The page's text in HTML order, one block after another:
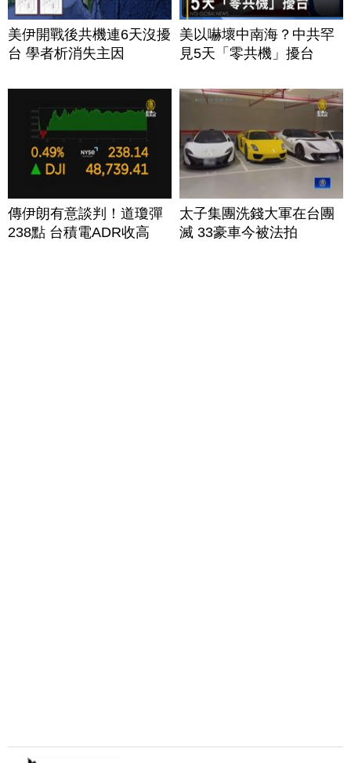
美伊開戰後共機連6天沒擾
台 學者析消失主因
美以嚇壞中南海？中共罕
見5天「零共機」擾台
傳伊朗有意談判！道瓊彈
238點 台積電ADR收高
太子集團洗錢大軍在台團
滅 33豪車今被法拍